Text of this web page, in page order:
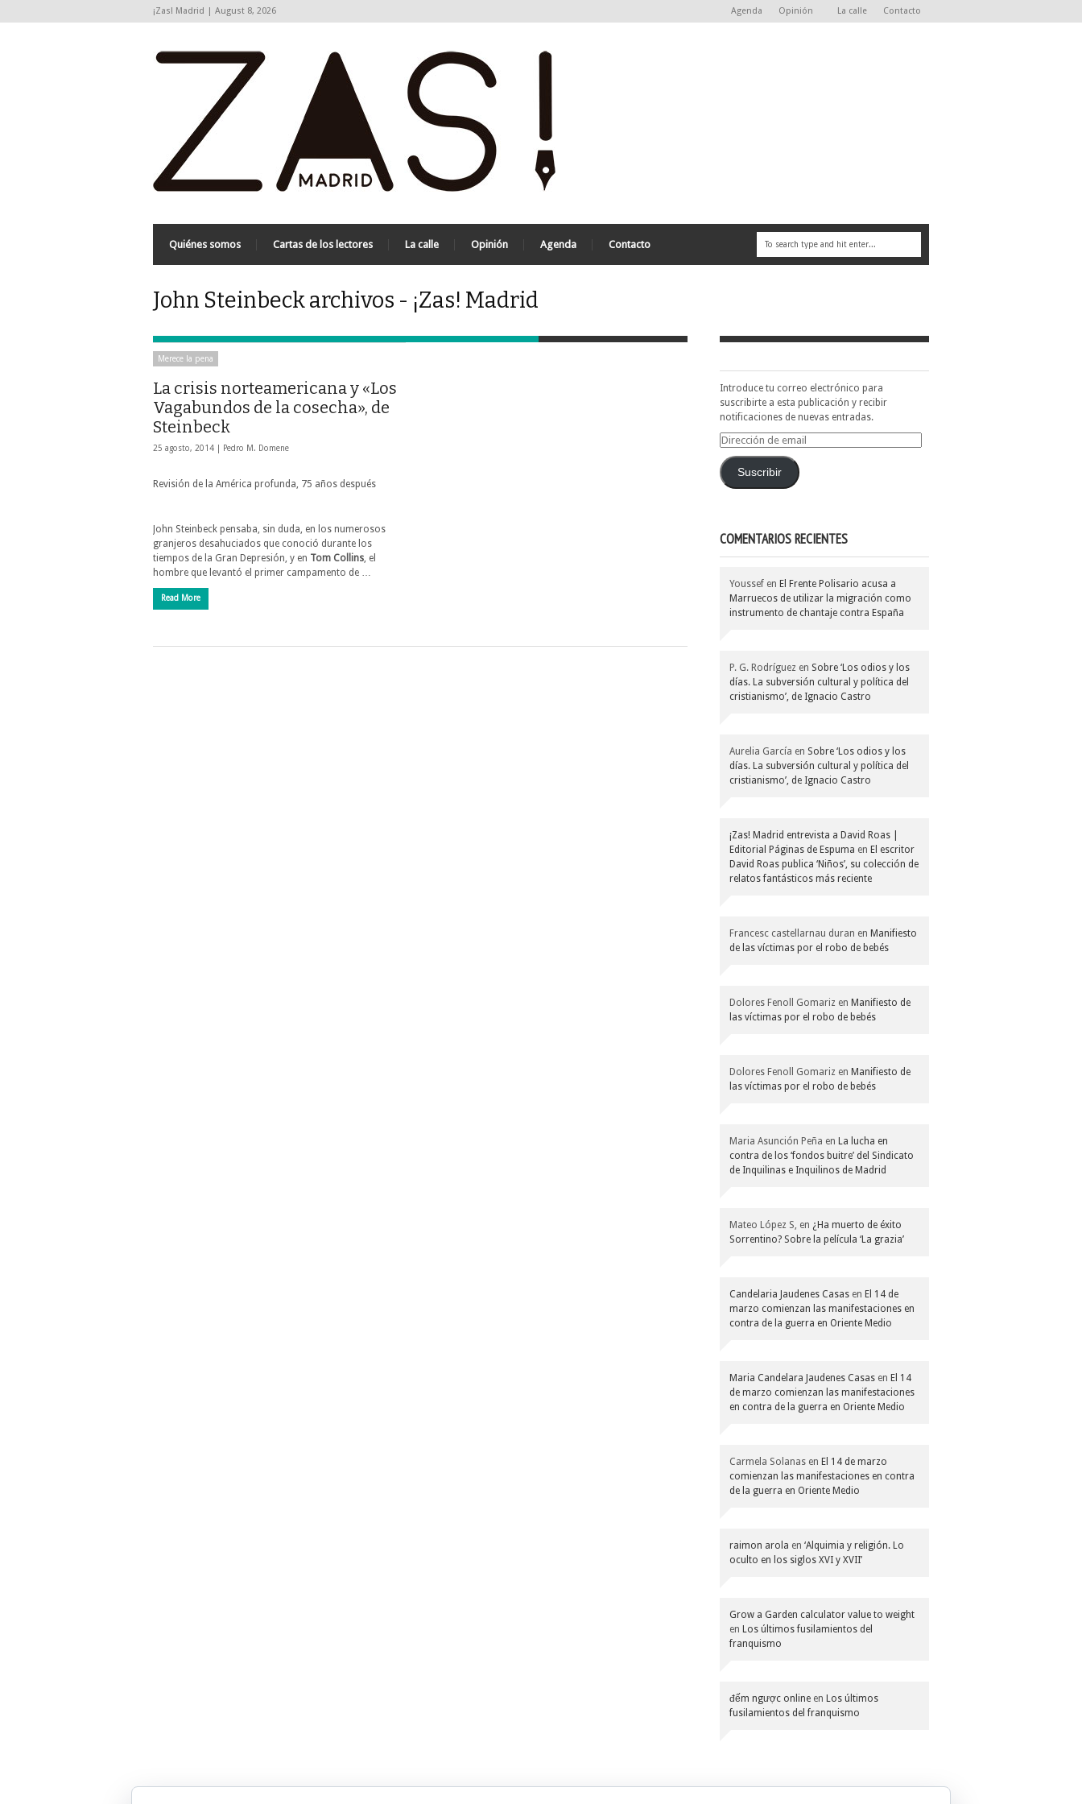
¡Zas! Madrid | August 8, 2026 Agenda Opinión La calle Contacto
Quiénes somos Cartas de los lectores La calle Opinión Agenda Contacto
John Steinbeck archivos - ¡Zas! Madrid
Merece la pena
La crisis norteamericana y «Los
Vagabundos de la cosecha», de
Steinbeck
25 agosto, 2014 | Pedro M. Domene
Revisión de la América profunda, 75 años después
John Steinbeck pensaba, sin duda, en los numerosos
granjeros desahuciados que conoció durante los
tiempos de la Gran Depresión, y en Tom Collins, el
hombre que levantó el primer campamento de …
Read More
Introduce tu correo electrónico para
suscribirte a esta publicación y recibir
notificaciones de nuevas entradas.
Dirección
emailSuscribir
COMENTARIOS RECIENTES
Youssef en El Frente Polisario acusa a
Marruecos de utilizar la migración como
instrumento de chantaje contra España
P. G. Rodríguez en Sobre ‘Los odios y los
días. La subversión cultural y política del
cristianismo’, de Ignacio Castro
Aurelia García en Sobre ‘Los odios y los
días. La subversión cultural y política del
cristianismo’, de Ignacio Castro
¡Zas! Madrid entrevista a David Roas |
Editorial Páginas de Espuma en El escritor
David Roas publica ‘Niños’, su colección de
relatos fantásticos más reciente
Francesc castellarnau duran en Manifiesto
de las víctimas por el robo de bebés
Dolores Fenoll Gomariz en Manifiesto de
las víctimas por el robo de bebés
Dolores Fenoll Gomariz en Manifiesto de
las víctimas por el robo de bebés
Maria Asunción Peña en La lucha en
contra de los ‘fondos buitre’ del Sindicato
de Inquilinas e Inquilinos de Madrid
Mateo López S, en ¿Ha muerto de éxito
Sorrentino? Sobre la película ‘La grazia’
Candelaria Jaudenes Casas en El 14 de
marzo comienzan las manifestaciones en
contra de la guerra en Oriente Medio
Maria Candelara Jaudenes Casas en El 14
de marzo comienzan las manifestaciones
en contra de la guerra en Oriente Medio
Carmela Solanas en El 14 de marzo
comienzan las manifestaciones en contra
de la guerra en Oriente Medio
raimon arola en ‘Alquimia y religión. Lo
oculto en los siglos XVI y XVII’
Grow a Garden calculator value to weight
en Los últimos fusilamientos del
franquismo
đếm ngược online en Los últimos
fusilamientos del franquismo